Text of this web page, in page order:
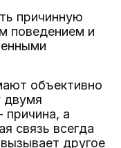
причинную
поведением и
объективно
причина, а
связь всегда
другое